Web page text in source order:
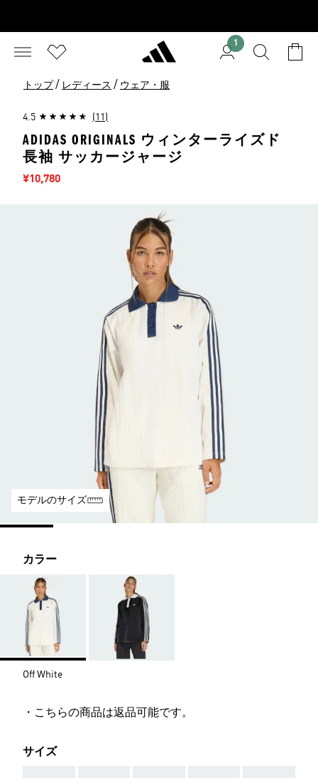
1
トップ / レディース / ウェア・服
4.5 (11)
ADIDAS ORIGINALS ウィンターライズド
長袖 サッカージャージ
セール価格
¥10,780
モデルのサイズ
カラー
Off White
・こちらの商品は返品可能です。
サイズ